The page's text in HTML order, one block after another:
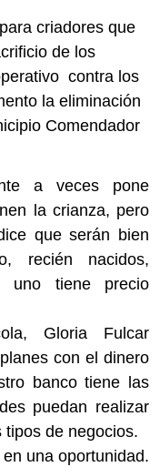
criadores que
de los
contra los
la eliminación
Comendador
a veces pone
la crianza, pero
que serán bien
recién nacidos,
uno tiene precio
Gloria Fulcar
con el dinero
banco tiene las
puedan realizar
tipos de negocios.
una oportunidad.